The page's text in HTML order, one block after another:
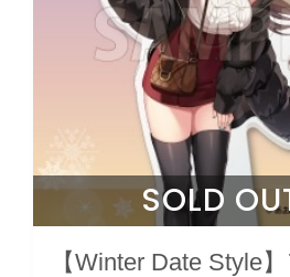
SOLD
【Winter Date Style